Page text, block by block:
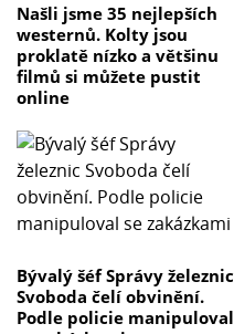
Našli jsme 35 nejlepších
westernů. Kolty jsou
proklatě nízko a většinu
filmů si můžete pustit
online
Bývalý šéf Správy železnic
Svoboda čelí obvinění.
Podle policie manipuloval